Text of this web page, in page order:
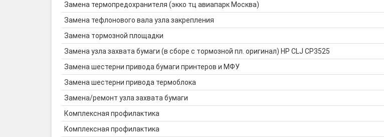
Замена термопредохранителя (экко тц авиапарк Москва)
Замена тефлонового вала узла закрепления
Замена тормозной площадки
Замена узла захвата бумаги (в сборе с тормозной пл. оригинал) HP CLJ CP3525
Замена шестерни привода бумаги принтеров и МФУ
Замена шестерни привода термоблока
Замена/ремонт узла захвата бумаги
Комплексная профилактика
Комплексная профилактика